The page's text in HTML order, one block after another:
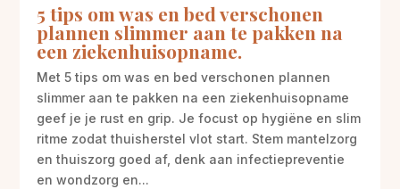
5 tips om was en bed verschonen
plannen slimmer aan te pakken na
een ziekenhuisopname.
Met 5 tips om was en bed verschonen plannen
slimmer aan te pakken na een ziekenhuisopname
geef je je rust en grip. Je focust op hygiëne en slim
ritme zodat thuisherstel vlot start. Stem mantelzorg
en thuiszorg goed af, denk aan infectiepreventie
en wondzorg en...